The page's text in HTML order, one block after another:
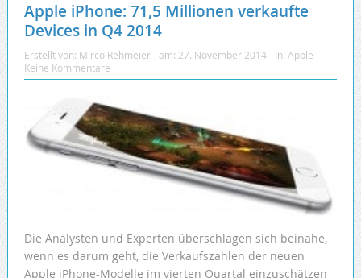
Apple iPhone: 71,5 Millionen verkaufte
Devices in Q4 2014
Erstellt von: Mirco Rehmeier am: 27. November 2014 In: Apple
Keine Kommentare
Die Analysten und Experten überschlagen sich beinahe,
wenn es darum geht, die Verkaufszahlen der neuen
Apple iPhone-Modelle im vierten Quartal einzuschätzen